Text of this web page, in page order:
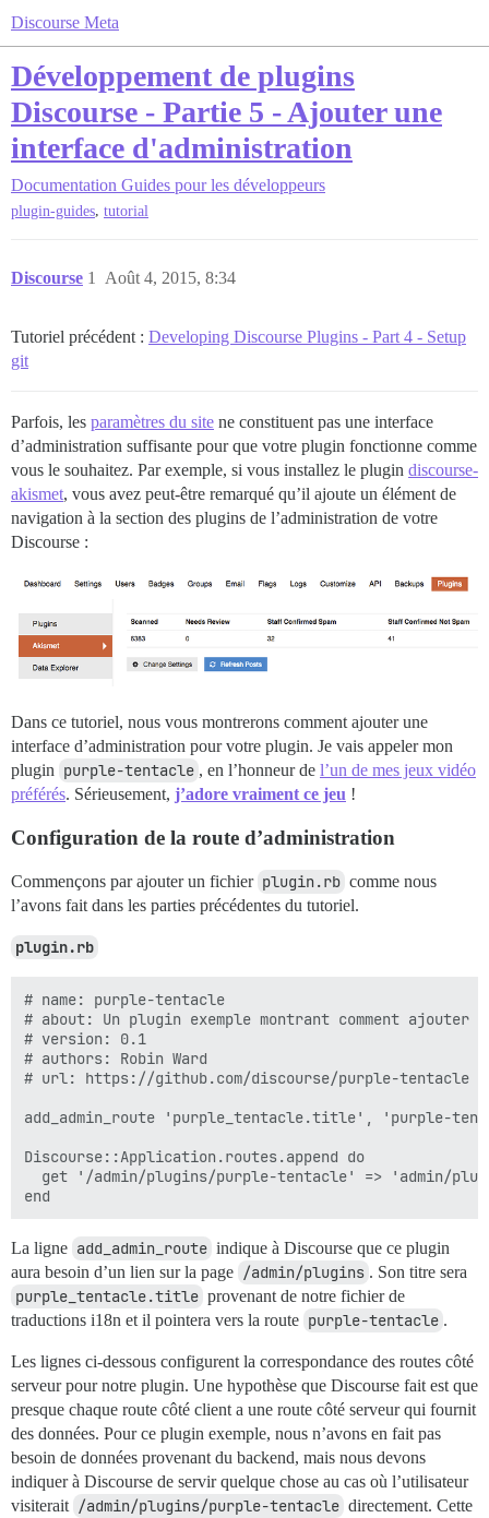
Discourse Meta
Développement de plugins
Discourse - Partie 5 - Ajouter une
interface d'administration
Documentation Guides pour les développeurs
plugin-guides, tutorial
Discourse Août 4, 2015, 8:34
1
Tutoriel précédent : Developing Discourse Plugins - Part 4 - Setup
git
Parfois, les paramètres du site ne constituent pas une interface
d’administration suffisante pour que votre plugin fonctionne comme
vous le souhaitez. Par exemple, si vous installez le plugin discourse-
akismet, vous avez peut-être remarqué qu’il ajoute un élément de
navigation à la section des plugins de l’administration de votre
Discourse :
Dans ce tutoriel, nous vous montrerons comment ajouter une
interface d’administration pour votre plugin. Je vais appeler mon
plugin purple-tentacle , en l’honneur de l’un de mes jeux vidéo
préférés. Sérieusement, j’adore vraiment ce jeu !
Configuration de la route d’administration
Commençons par ajouter un fichier plugin.rb comme nous
l’avons fait dans les parties précédentes du tutoriel.
plugin.rb
# name: purple-tentacle
# about: Un plugin exemple montrant comment ajouter
# version: 0.1
# authors: Robin Ward
# url: https://github.com/discourse/purple-tentacle
add_admin_route 'purple_tentacle.title', 'purple-
Discourse::Application.routes.append do
get '/admin/plugins/purple-tentacle' => 'admin/
La ligne add_admin_route indique à Discourse que ce plugin
aura besoin d’un lien sur la page /admin/plugins . Son titre sera
purple_tentacle.title provenant de notre fichier de
traductions i18n et il pointera vers la route purple-tentacle .
Les lignes ci-dessous configurent la correspondance des routes côté
serveur pour notre plugin. Une hypothèse que Discourse fait est que
presque chaque route côté client a une route côté serveur qui fournit
des données. Pour ce plugin exemple, nous n’avons en fait pas
besoin de données provenant du backend, mais nous devons
indiquer à Discourse de servir quelque chose au cas où l’utilisateur
visiterait /admin/plugins/purple-tentacle directement. Cette